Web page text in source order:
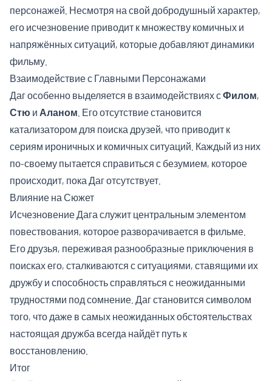
персонажей. Несмотря на свой добродушный характер,
его исчезновение приводит к множеству комичных и
напряжённых ситуаций, которые добавляют динамики
фильму.
Взаимодействие с Главными Персонажами
Даг особенно выделяется в взаимодействиях сФилом,
Стю и Аланом . Его отсутствие становится
катализатором для поиска друзей, что приводит к
сериям ироничных и комичных ситуаций. Каждый из них
по-своему пытается справиться с безумием, которое
происходит, пока Даг отсутствует.
Влияние на Сюжет
Исчезновение Дага служит центральным элементом
повествования, которое разворачивается в фильме.
Его друзья, переживая разнообразные приключения в
поисках его, сталкиваются с ситуациями, ставящими их
дружбу и способность справляться с неожиданными
трудностями под сомнение. Даг становится символом
того, что даже в самых неожиданных обстоятельствах
настоящая дружба всегда найдёт путь к
восстановлению.
Итог